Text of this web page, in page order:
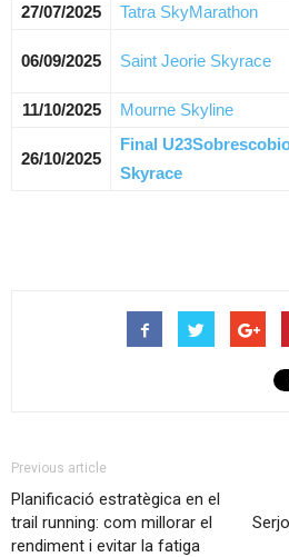
27/07/2025 Tatra SkyMarathon
06/09/2025 Saint Jeorie Skyrace
11/10/2025
Mourne Skyline
26/10/2025
Final
Skyrace
Previous article
Planificació estratègica en el
trail running: com millorar el
rendiment i evitar la fatiga